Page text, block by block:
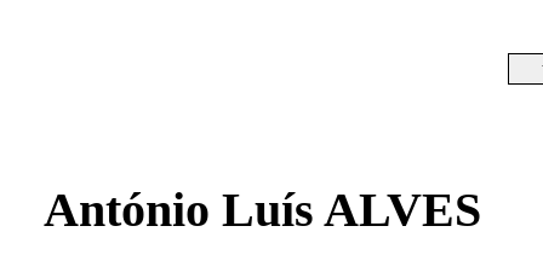
António Luís ALVES